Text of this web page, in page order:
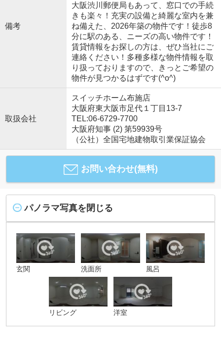
備考
大阪渋川郵便局もあって、窓口での手続
きも楽々！充実の設備と綺麗な室内を兼
ね備えた、2026年築の物件です！徒歩8
分に駅のある、ニーズの高い物件です！
賃貸情報をお探しの方は、ぜひ当社にご
連絡ください！多種多様な物件情報を取
り扱っておりますので、きっとご希望の
物件が見つかるはずです(^o^)
取扱会社
スイッチホーム布施店
大阪府東大阪市足代１丁目13-7
TEL:06-6729-7700
大阪府知事 (2) 第59939号
（公社）全国宅地建物取引業保証協会
お問い合わせ(無料)
パノラマ写真を閉じる
玄関 洗面所 風呂
リビング 洋室